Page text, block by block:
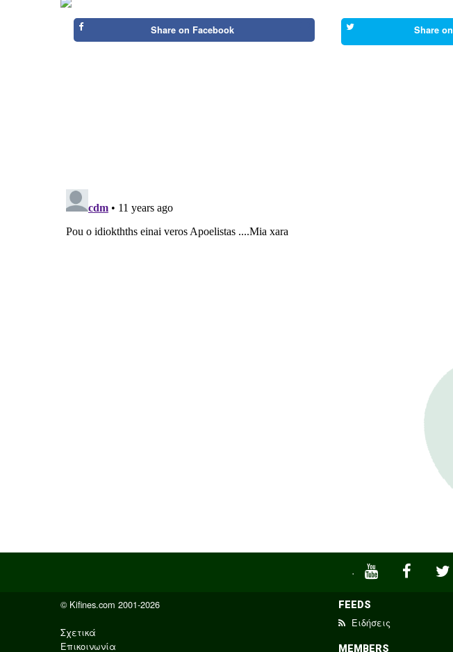
Share on Facebook Share on
·
© Kifines.com 2001-2026
Σχετικά
Επικοινωνία
FEEDS
Ειδήσεις
MEMBERS